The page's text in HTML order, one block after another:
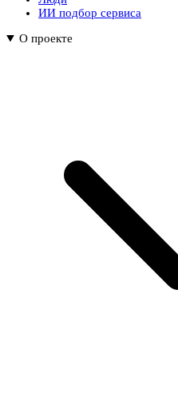
ИИ подбор сервиса
О проекте